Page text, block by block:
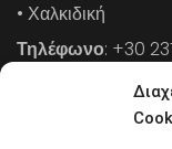
• Χαλκιδική
Τηλέφωνο: +30
: +30 2373
: